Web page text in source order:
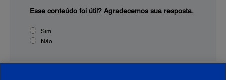
Esse conteúdo foi útil? Agradecemos sua resposta.
Sim
Não